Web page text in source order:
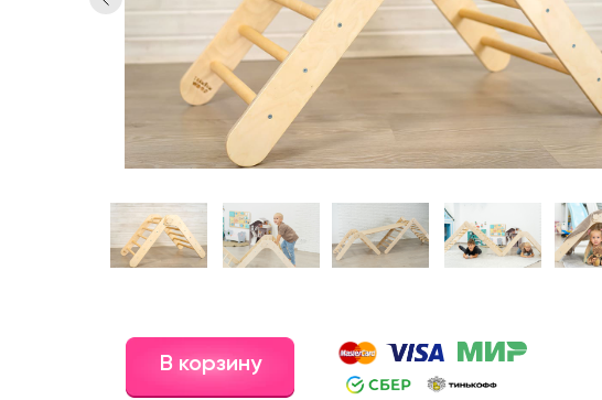
В корзину